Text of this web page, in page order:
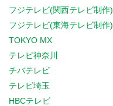
フジテレビ(関西テレビ制作)
フジテレビ(東海テレビ制作)
TOKYO MX
テレビ神奈川
チバテレビ
テレビ埼玉
HBCテレビ